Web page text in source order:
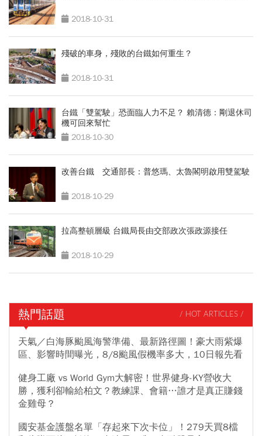
2018-10-31
殘破的車身，殘敗的台鐵如何重生？
2018-10-31
台鐵「雙駕駛」恐面臨人力不足？ 賴清德：剛退休司
機可回來幫忙
2018-10-30
改善台鐵 交通部長：普悠瑪、太魯閣明啟用雙駕駛
2018-10-29
拉高整頓層級 台鐵局長由交部政次張政源接任
2018-10-29
熱門話題 / HOT ARTICLES /
天氣／白海豚颱風海警準備、最新路徑圖！豪大雨紫爆
區、影響時間曝光，8/8颱風假機率多大，10日報先看
健身工廠 vs World Gym大解密！世界健身-KY營收大
勝，獲利卻輸給柏文？教練課、會籍…誰才是真正賺錢
金雞母？
國安基金護盤名單「存起來下次卡位」！279天買8檔